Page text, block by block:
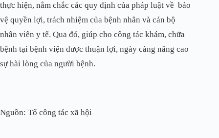
thực hiện, nắm chắc các quy định của pháp luật về bảo
vệ quyền lợi, trách nhiệm của bệnh nhân và cán bộ
nhân viên y tế. Qua đó, giúp cho công tác khám, chữa
bệnh tại bệnh viện được thuận lợi, ngày càng nâng cao
sự hài lòng của người bệnh.
Nguồn: Tổ công tác xã hội